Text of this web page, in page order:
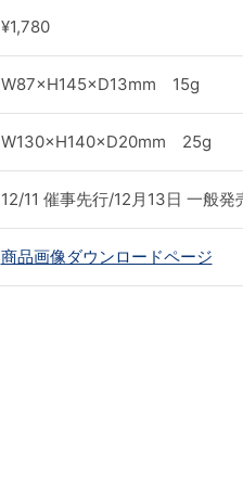
¥1,780
W87×H145×D13mm 15g
W130×H140×D20mm 25g
12/11 催事先行/12月13日 一般発
商品画像ダウンロードページ